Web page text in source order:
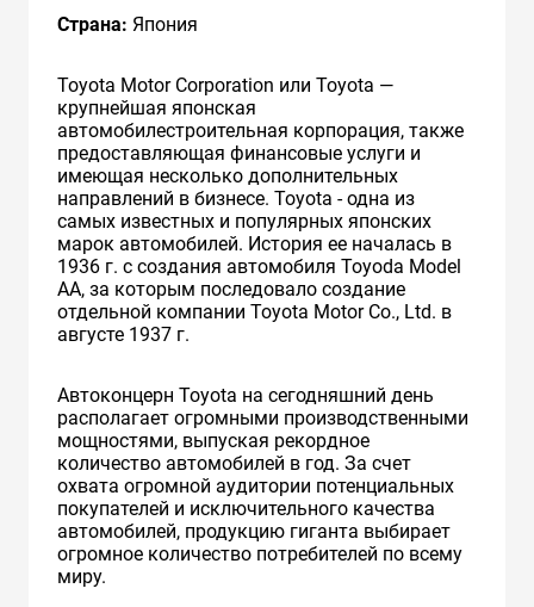
Страна: Япония
Toyota Motor Corporation или Toyota —
крупнейшая японская
автомобилестроительная корпорация, также
предоставляющая финансовые услуги и
имеющая несколько дополнительных
направлений в бизнесе. Toyota - одна из
самых известных и популярных японских
марок автомобилей. История ее началась в
1936 г. с создания автомобиля Toyoda Model
AA, за которым последовало создание
отдельной компании Toyota Motor Co., Ltd. в
августе 1937 г.
Автоконцерн Toyota на сегодняшний день
располагает огромными производственными
мощностями, выпуская рекордное
количество автомобилей в год. За счет
охвата огромной аудитории потенциальных
покупателей и исключительного качества
автомобилей, продукцию гиганта выбирает
огромное количество потребителей по всему
миру.